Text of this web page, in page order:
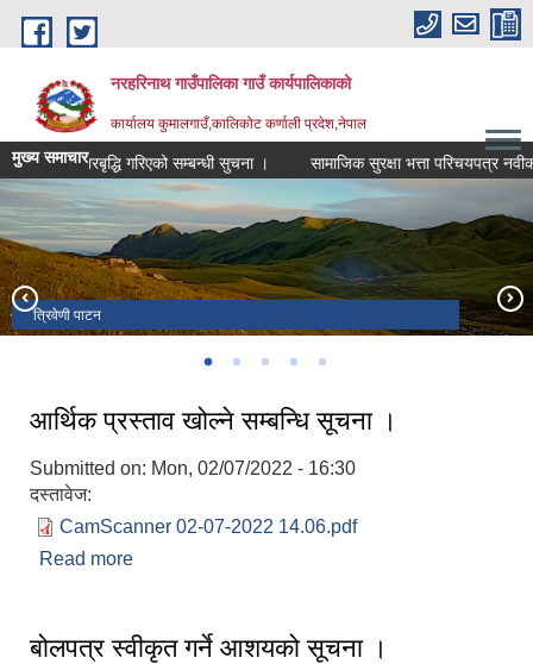
Skip to main content
नरहरिनाथ गाउँपालिका गाउँ कार्यपालिकाको
कार्यालय कुमालगाउँ,कालिकोट कर्णाली प्रदेश,नेपाल
मुख्य समाचार
स्तरबृद्धि गरिएको सम्बन्धी सुचना । सामाजिक सुरक्षा भत्ता परिचयपत्र
त्रिवेणी पाटन
सुनथरालि विमानस्थल कालिकोट ।
सार्वजनिक सुनुवाई कार्यक्रम ।
आर्थिक प्रस्ताव खोल्ने सम्बन्धि सूचना ।
Submitted on: Mon, 02/07/2022 - 16:30
दस्तावेज:
CamScanner 02-07-2022 14.06.pdf
Read more
बोलपत्र स्वीकृत गर्ने आशयको सूचना ।